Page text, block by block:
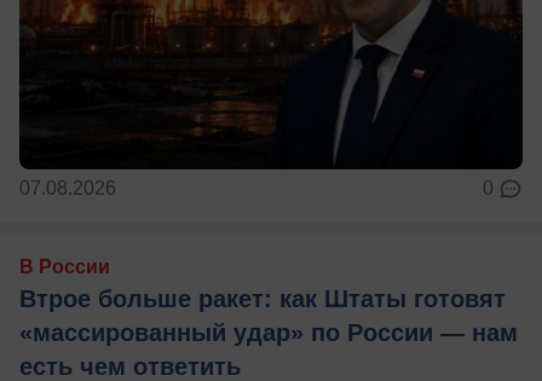
07.08.2026 0
В России
Втрое больше ракет: как Штаты готовят
«массированный удар» по России — нам
есть чем ответить